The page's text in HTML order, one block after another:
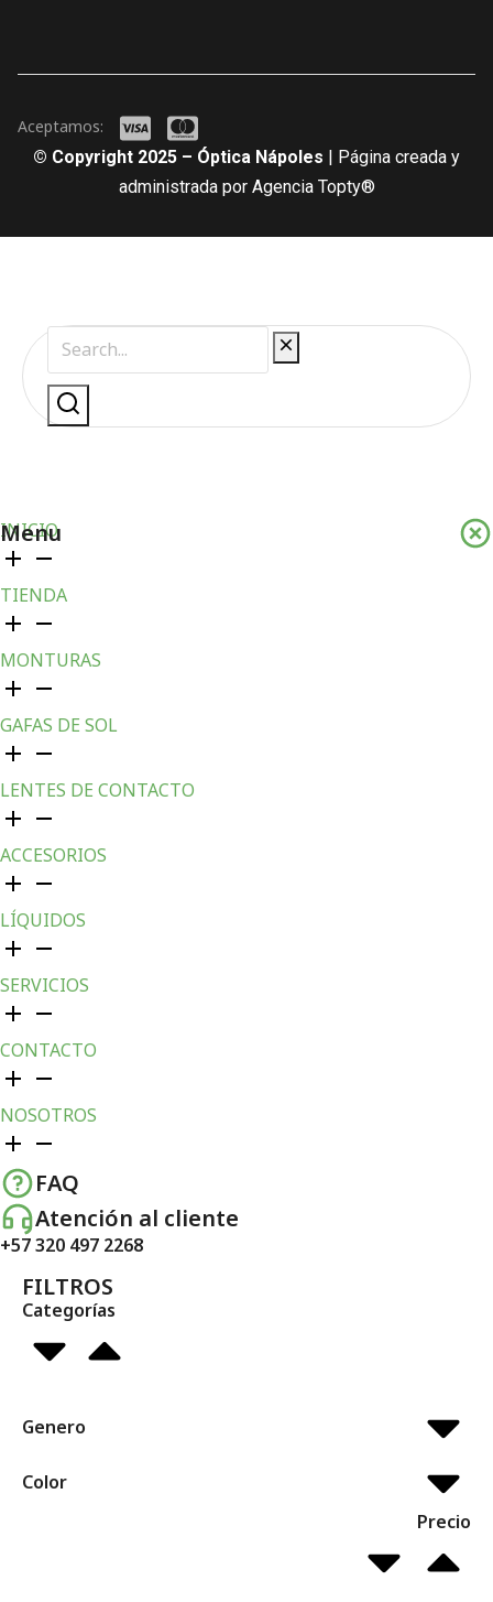
© Copyright 2025 – Óptica Nápoles | Página creada y
administrada por Agencia Topty®
Aceptamos:
Menu
INICIO
TIENDA
MONTURAS
GAFAS DE SOL
LENTES DE CONTACTO
ACCESORIOS
LÍQUIDOS
SERVICIOS
CONTACTO
NOSOTROS
FAQ
Atención al cliente
+57 320 497 2268
FILTROS
Categorías
Genero
Color
Precio